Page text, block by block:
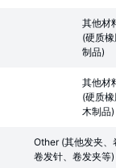
其他材
(硬质
制品)
其他材
(硬质
木制品)
Other (其他发夹、
卷发针、卷发夹等)